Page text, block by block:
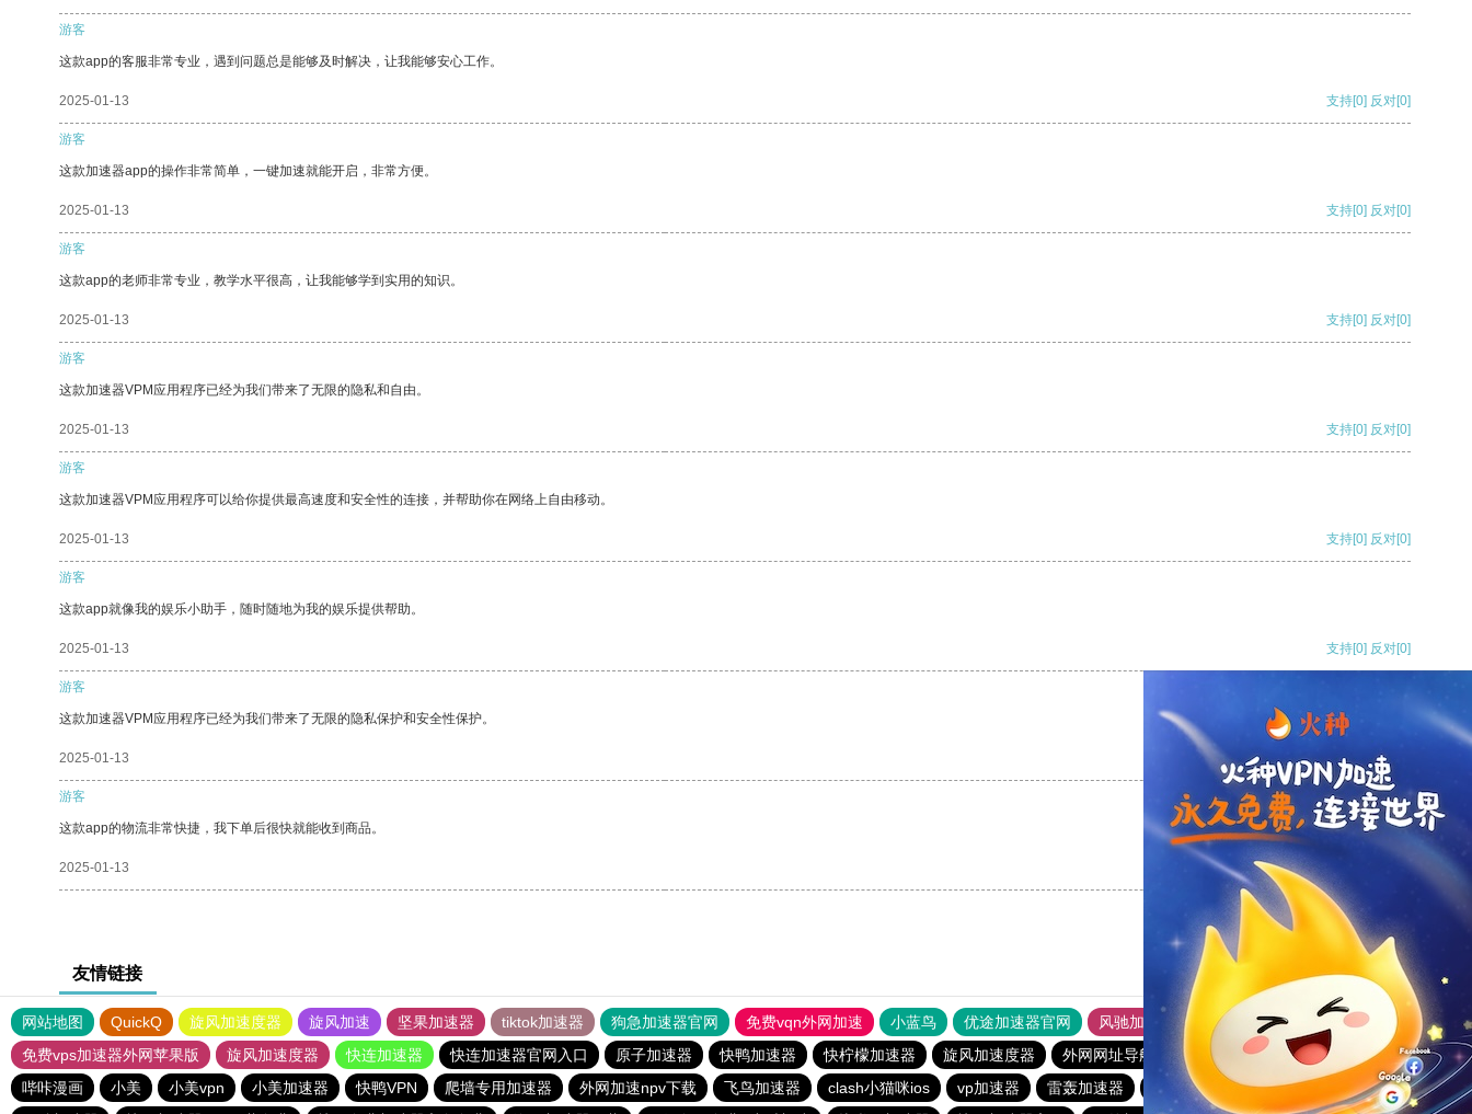
游客
这款app的客服非常专业，遇到问题总是能够及时解决，让我能够安心工作。
2025-01-13 支持[0] 反对[0]
游客
这款加速器app的操作非常简单，一键加速就能开启，非常方便。
2025-01-13 支持[0] 反对[0]
游客
这款app的老师非常专业，教学水平很高，让我能够学到实用的知识。
2025-01-13 支持[0] 反对[0]
游客
这款加速器VPM应用程序已经为我们带来了无限的隐私和自由。
2025-01-13 支持[0] 反对[0]
游客
这款加速器VPM应用程序可以给你提供最高速度和安全性的连接，并帮助你在网络上自由移动。
2025-01-13 支持[0] 反对[0]
游客
这款app就像我的娱乐小助手，随时随地为我的娱乐提供帮助。
2025-01-13 支持[0] 反对[0]
游客
这款加速器VPM应用程序已经为我们带来了无限的隐私保护和安全性保护。
2025-01-13 支持 反对
游客
这款app的物流非常快捷，我下单后很快就能收到商品。
2025-01-13 [0]
友情链接
网站地图 QuickQ 旋风加速度器 旋风加速 坚果加速器 tiktok加速器 狗急加速器官网 免费vqn外网加速 小蓝鸟 优途加速器官网 风驰加速器
旋风加速器
免费vps加速器外网苹果版
旋风加速度器 快连加速器 快连加速器官网入口 原子加速器 快鸭加速器 快柠檬加速器 旋风加速度器 外网网址导航 软件中心 雷霆加速
狂飙加速器
哔咔漫画
小美 小美vpn 小美加速器 快鸭VPN 爬墙专用加速器 外网加速npv下载 飞鸟加速器 clash小猫咪ios vp加速器 雷轰加速器 海外梯子官网
烧饼哥最新版下载